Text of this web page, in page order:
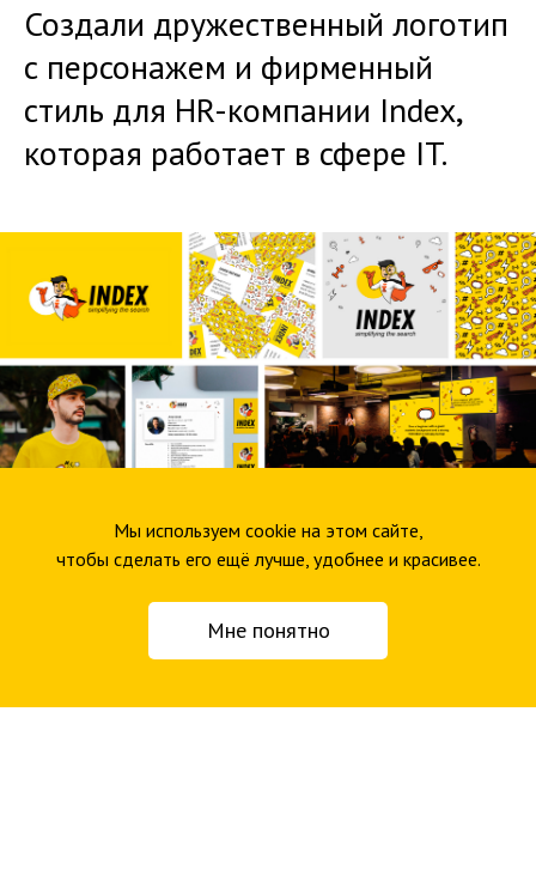
Создали дружественный логотип
с персонажем и фирменный
стиль для HR-компании Index,
которая работает в сфере IT.
Мы используем cookie на этом сайте,
чтобы сделать его ещё лучше, удобнее и красивее.
Мне понятно